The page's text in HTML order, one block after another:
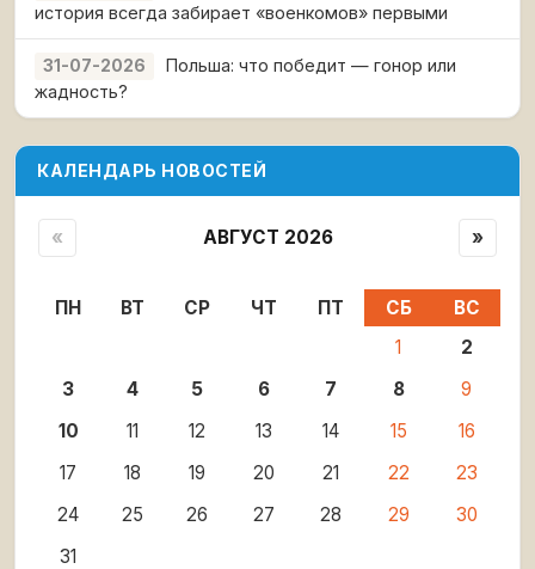
история всегда забирает «военкомов» первыми
31-07-2026
Польша: что победит — гонор или
жадность?
КАЛЕНДАРЬ НОВОСТЕЙ
« АВГУСТ 2026 »
ПН ВТ СР ЧТ ПТ СБ
ВС
1
2
3
4 5 6 7 8
9
10
11 12 13 14 15
16
17
18 19 20 21 22
23
24
25 26 27 28 29
30
31